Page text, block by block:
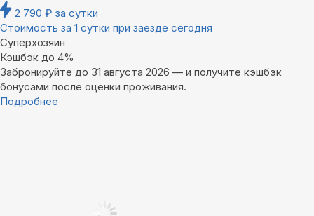
2 790 ₽ за сутки
Стоимость за 1 сутки при заезде сегодня
Суперхозяин
Кэшбэк до 4%
Забронируйте до 31 августа 2026 — и получите кэшбэк
бонусами после оценки проживания.
Подробнее